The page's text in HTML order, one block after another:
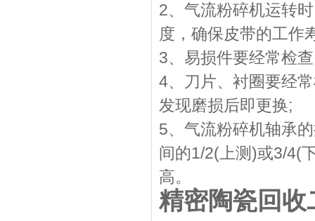
2、气流粉碎机运转
度，确保皮带的工作
3、易损件要经常检
4、刀片、衬圈要经
发现磨损后即更换;
5、气流粉碎机轴承
间的1/2(上测)或3/4(
高。
精密陶瓷回收